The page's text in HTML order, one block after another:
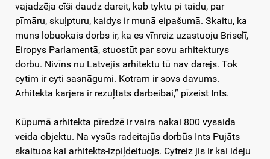
vajadzēja cīši daudz dareit, kab tyktu pi taidu, par
pīmāru, skuļpturu, kaidys ir munā eipašumā. Skaitu, ka
muns lobuokais dorbs ir, ka es vīnreiz uzastuoju Briselī,
Eiropys Parlamentā, stuostūt par sovu arhitekturys
dorbu. Nivīns nu Latvejis arhitektu tū nav darejs. Tok
cytim ir cyti sasnāgumi. Kotram ir sovs davums.
Arhitekta karjera ir rezuļtats darbeibai,” pīzeist Ints.
Kūpumā arhitekta pīredzē ir vaira nakai 800 vysaida
veida objektu. Na vysūs radeitajūs dorbūs Ints Pujāts
skaituos kai arhitekts-izpiļdeituojs. Cytreiz jis ir kai ideju